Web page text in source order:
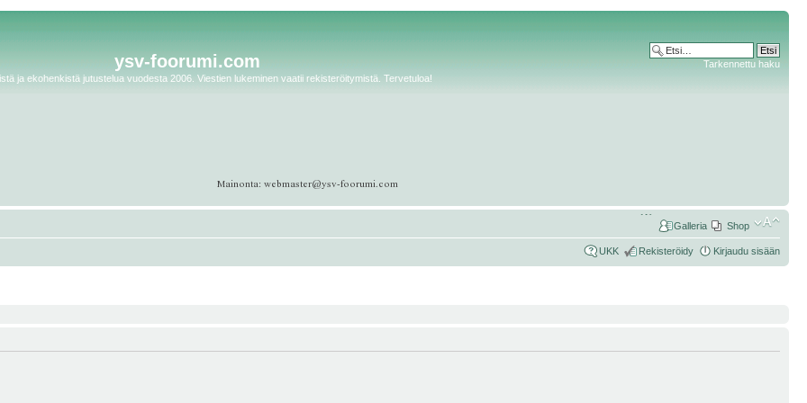
ysv-foorumi.com
ja ekohenkistä jutustelua vuodesta 2006. Viestien lukeminen vaatii rekisteröitymistä. Tervetuloa!
Tarkennettu haku
Shop
Galleria
UKK Rekisteröidy Kirjaudu sisään